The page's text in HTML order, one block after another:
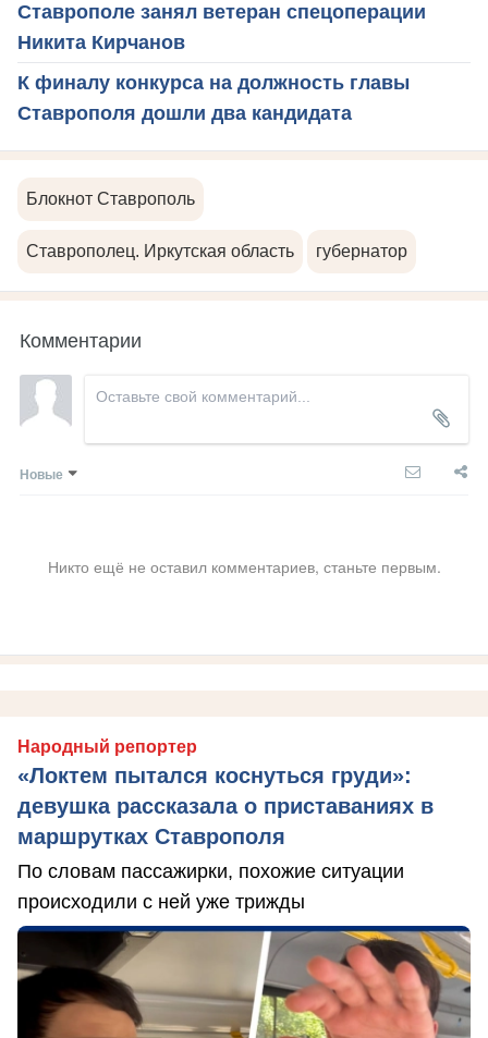
Ставрополе занял ветеран спецоперации
Никита Кирчанов
К финалу конкурса на должность главы
Ставрополя дошли два кандидата
Блокнот Ставрополь
Ставрополец. Иркутская область губернатор
Комментарии
Новые
Никто ещё не оставил комментариев, станьте первым.
Народный репортер
«Локтем пытался коснуться груди»:
девушка рассказала о приставаниях в
маршрутках Ставрополя
По словам пассажирки, похожие ситуации
происходили с ней уже трижды